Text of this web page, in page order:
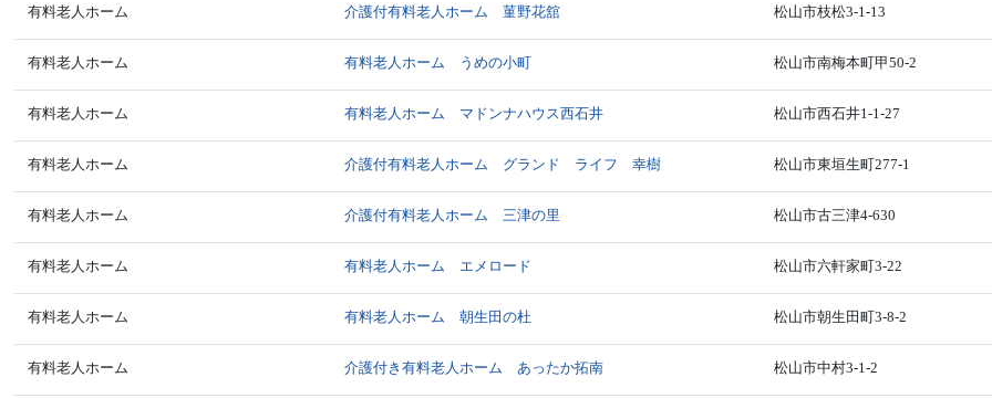
有料老人ホーム 介護付有料老人ホーム 菫野花舘 松山市枝松3-1-13
有料老人ホーム 有料老人ホーム うめの小町 松山市南梅本町甲50-2
有料老人ホーム 有料老人ホーム マドンナハウス西石井 松山市西石井1-1-27
有料老人ホーム 介護付有料老人ホーム グランド ライフ 幸樹 松山市東垣生町277-1
有料老人ホーム 介護付有料老人ホーム 三津の里 松山市古三津4-630
有料老人ホーム 有料老人ホーム エメロード 松山市六軒家町3-22
有料老人ホーム 有料老人ホーム 朝生田の杜 松山市朝生田町3-8-2
有料老人ホーム 介護付き有料老人ホーム あったか拓南 松山市中村3-1-2